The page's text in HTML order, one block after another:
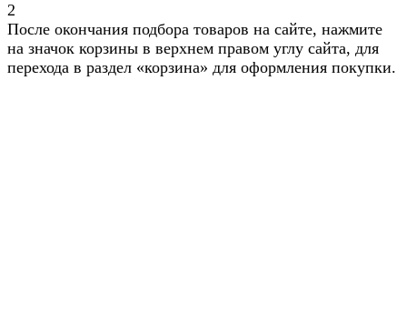
2
После окончания подбора товаров на сайте, нажмите
на значок корзины в верхнем правом углу сайта, для
перехода в раздел «корзина» для оформления покупки.